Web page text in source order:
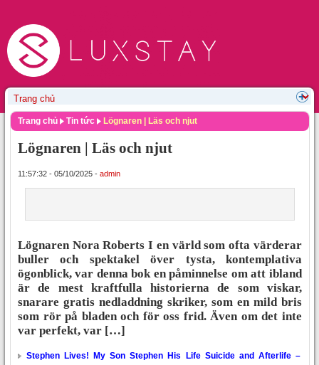
Trang chủ Tin tức Lögnaren | Läs och njut
Lögnaren | Läs och njut
11:57:32 - 05/10/2025 - admin
Lögnaren Nora Roberts I en värld som ofta värderar
buller och spektakel över tysta, kontemplativa
ögonblick, var denna bok en påminnelse om att ibland
är de mest kraftfulla historierna de som viskar,
snarare gratis nedladdning skriker, som en mild bris
som rör på bladen och för oss frid. Även om det inte
var perfekt, var […]
Stephen Lives! My Son Stephen His Life Suicide and Afterlife –